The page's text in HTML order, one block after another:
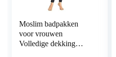
Moslim badpakken
voor vrouwen
Volledige dekking